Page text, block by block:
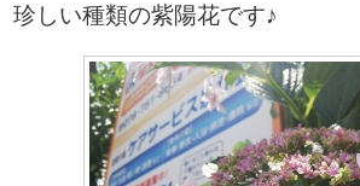
珍しい種類の紫陽花です♪